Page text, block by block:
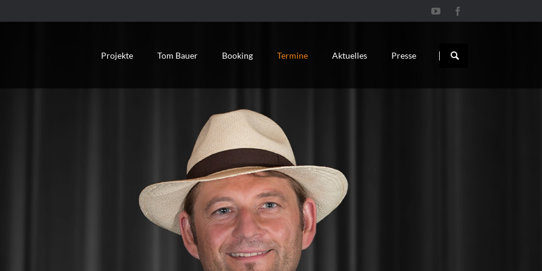
Projekte Tom Bauer Booking Termine Aktuelles Presse